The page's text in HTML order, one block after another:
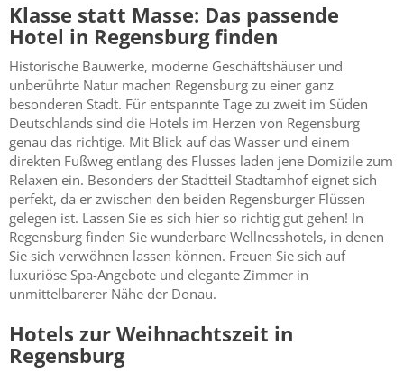
Klasse statt Masse: Das passende
Hotel in Regensburg finden
Historische Bauwerke, moderne Geschäftshäuser und
unberührte Natur machen Regensburg zu einer ganz
besonderen Stadt. Für entspannte Tage zu zweit im Süden
Deutschlands sind die Hotels im Herzen von Regensburg
genau das richtige. Mit Blick auf das Wasser und einem
direkten Fußweg entlang des Flusses laden jene Domizile zum
Relaxen ein. Besonders der Stadtteil Stadtamhof eignet sich
perfekt, da er zwischen den beiden Regensburger Flüssen
gelegen ist. Lassen Sie es sich hier so richtig gut gehen! In
Regensburg finden Sie wunderbare Wellnesshotels, in denen
Sie sich verwöhnen lassen können. Freuen Sie sich auf
luxuriöse Spa-Angebote und elegante Zimmer in
unmittelbarerer Nähe der Donau.
Hotels zur Weihnachtszeit in
Regensburg